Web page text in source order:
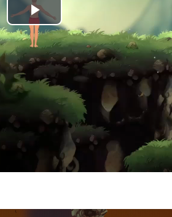
Play
Video